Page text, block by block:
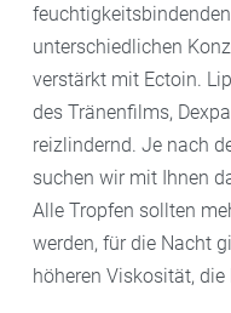
unterschiedlichen
verstärkt mit Ectoin.
des Tränenfilms,
reizlindernd. Je nach
suchen wir mit Ihnen
Alle Tropfen sollten
werden, für die Nacht
höheren Viskosität,